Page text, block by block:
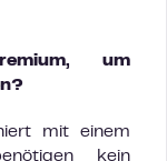
um
mit einem
kein